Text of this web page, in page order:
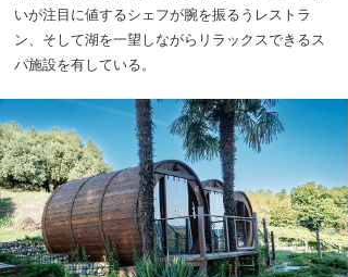
いが注目に値するシェフが腕を振るうレストラ
ン、そして湖を一望しながらリラックスできるス
パ施設を有している。